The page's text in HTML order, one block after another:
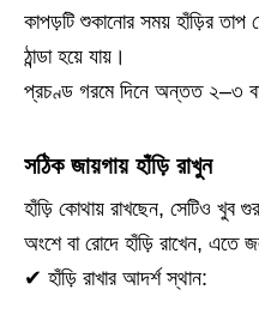
কাপড়টি শুকানোর সময় হাঁড়ির
ঠান্ডা হয়ে যায়।
প্রচণ্ড গরমে দিনে অন্তত ২–৩
সঠিক জায়গায় হাঁড়ি রাখুন
হাঁড়ি কোথায় রাখছেন, সেটিও খুব
অংশে বা রোদে হাঁড়ি রাখেন, এতে
✔ হাঁড়ি রাখার আদর্শ স্থান: